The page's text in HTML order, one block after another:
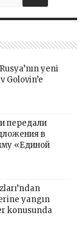
yeni
Golovin’e
передали
в
«Единой
yangın
konusunda